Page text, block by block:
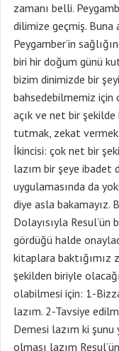
zamanı belli.
dilimize geçmiş. Buna
Peygamber’in
biri hir doğum günü
bizim dinimizde bir
bahsedebilmemiz için
açık ve net bir
tutmak, zekat
İkincisi: çok net bir
lazım bir şeye ibadet
uygulamasında da
diye asla bakamayız.
Dolayısıyla
gördüğü halde
kitaplara baktığımız
şekilden biriyle
olabilmesi için: 1-
lazım. 2-Tavsiye
Demesi lazım ki
olması lazım